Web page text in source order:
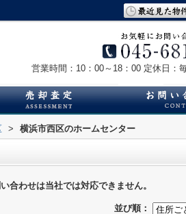
営業時間：10：00～18：00 定休日：
> 横浜市西区のホームセンター
合わせは当社では対応できません。
並び順：